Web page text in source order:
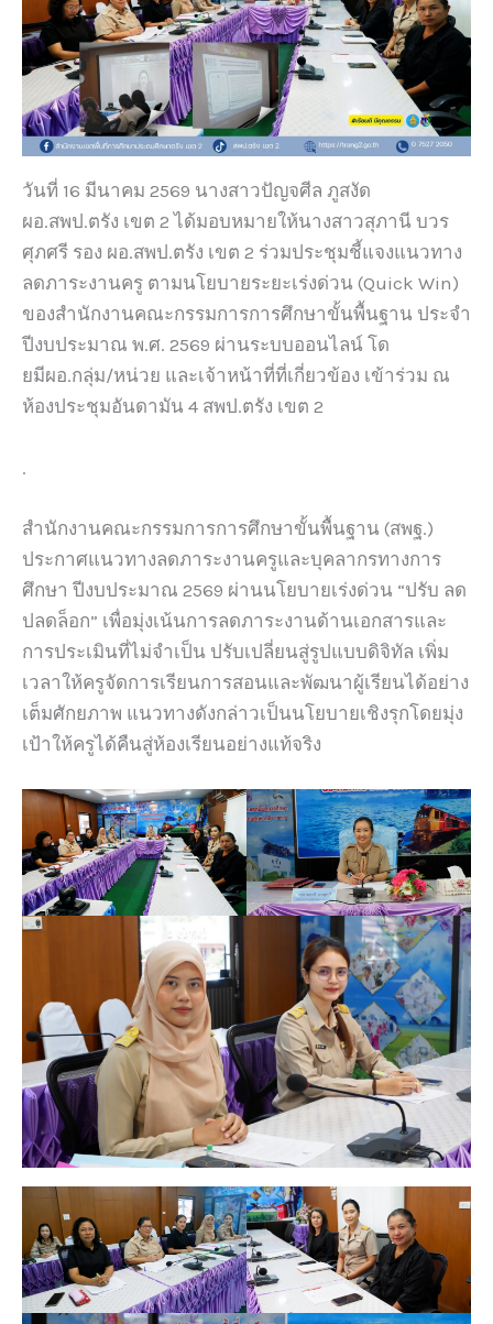
วันที่ 16 มีนาคม 2569 นางสาวปัญจศีล ภูสงัด
ผอ.สพป.ตรัง เขต 2 ได้มอบหมายให้นางสาวสุภานี บวร
ศุภศรี รอง ผอ.สพป.ตรัง เขต 2 ร่วมประชุมชี้แจงแนวทาง
ลดภาระงานครู ตามนโยบายระยะเร่งด่วน (Quick Win)
ของสำนักงานคณะกรรมการการศึกษาขั้นพื้นฐาน ประจำ
ปีงบประมาณ พ.ศ. 2569 ผ่านระบบออนไลน์ โด
ยมีผอ.กลุ่ม/หน่วย และเจ้าหน้าที่ที่เกี่ยวข้อง เข้าร่วม ณ
ห้องประชุมอันดามัน 4 สพป.ตรัง เขต 2
.
สำนักงานคณะกรรมการการศึกษาขั้นพื้นฐาน (สพฐ.)
ประกาศแนวทางลดภาระงานครูและบุคลากรทางการ
ศึกษา ปีงบประมาณ 2569 ผ่านนโยบายเร่งด่วน “ปรับ ลด
ปลดล็อก” เพื่อมุ่งเน้นการลดภาระงานด้านเอกสารและ
การประเมินที่ไม่จำเป็น ปรับเปลี่ยนสู่รูปแบบดิจิทัล เพิ่ม
เวลาให้ครูจัดการเรียนการสอนและพัฒนาผู้เรียนได้อย่าง
เต็มศักยภาพ แนวทางดังกล่าวเป็นนโยบายเชิงรุกโดยมุ่ง
เป้าให้ครูได้คืนสู่ห้องเรียนอย่างแท้จริง